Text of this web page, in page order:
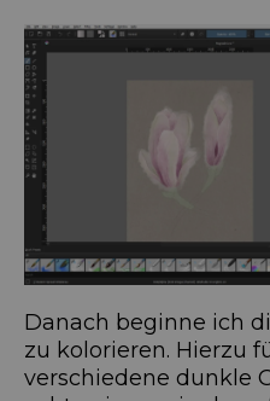
Danach beginne ich
zu kolorieren. Hierzu
verschiedene dunkle